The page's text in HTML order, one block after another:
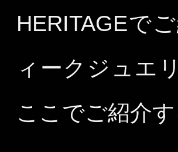
HERITAGEで
ィークジュエ
ここでご紹介